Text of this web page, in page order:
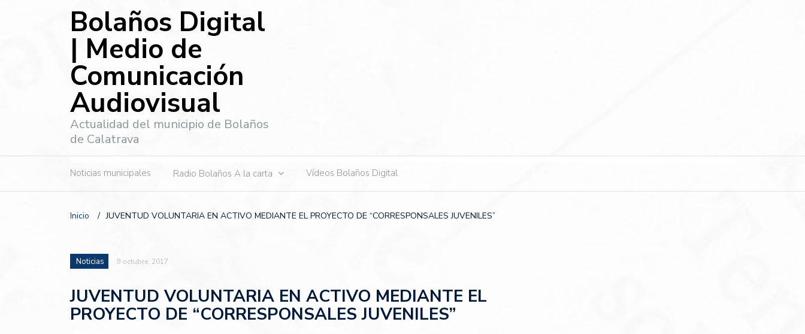
Bolaños Digital
| Medio de
Comunicación
Audiovisual
Actualidad del municipio de Bolaños
de Calatrava
Noticias municipales Radio Bolaños A la carta Vídeos Bolaños Digital
Inicio / JUVENTUD VOLUNTARIA EN ACTIVO MEDIANTE EL PROYECTO DE “CORRESPONSALES JUVENILES”
Noticias 9 octubre, 2017
JUVENTUD VOLUNTARIA EN ACTIVO MEDIANTE EL
PROYECTO DE “CORRESPONSALES JUVENILES”